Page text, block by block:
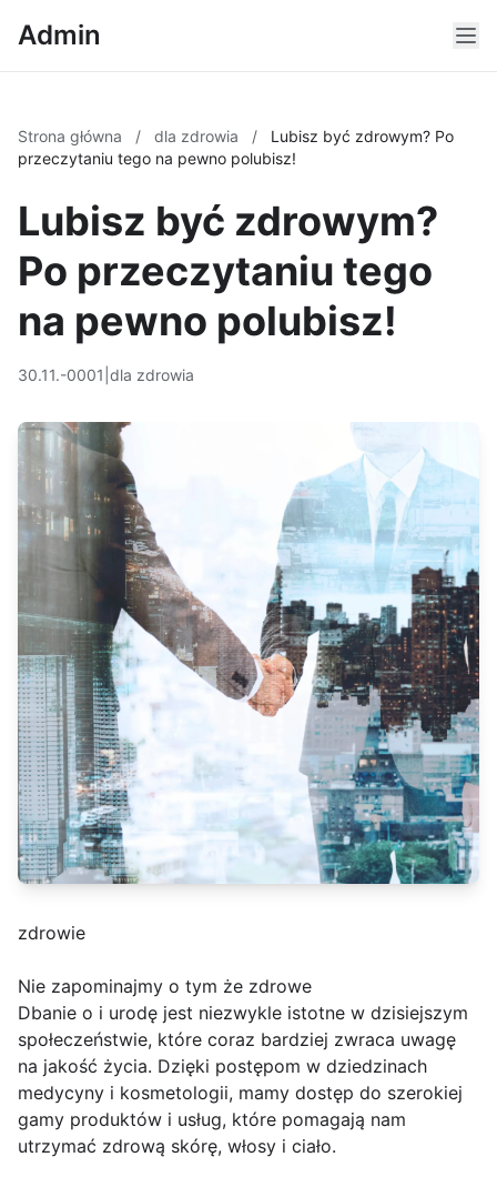
Admin
Strona główna / dla zdrowia /
Lubisz być zdrowym? Po
przeczytaniu tego na pewno polubisz!
Lubisz być zdrowym?
Po przeczytaniu tego
na pewno polubisz!
30.11.-0001 dla zdrowia
zdrowie
Nie zapominajmy o tym że zdrowe
Dbanie o i urodę jest niezwykle istotne w dzisiejszym
społeczeństwie, które coraz bardziej zwraca uwagę
na jakość życia. Dzięki postępom w dziedzinach
medycyny i kosmetologii, mamy dostęp do szerokiej
gamy produktów i usług, które pomagają nam
utrzymać zdrową skórę, włosy i ciało.